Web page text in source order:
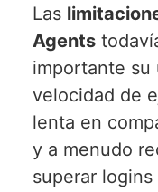
Las
Agents
importante su
velocidad de
lenta en
y a menudo
superar